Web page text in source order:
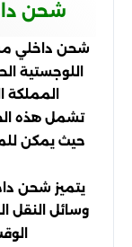
شحن
شحن داخلي
اللوجستية
تشمل هذه
حيث يمكن
يتميز شحن
وسائل النقل